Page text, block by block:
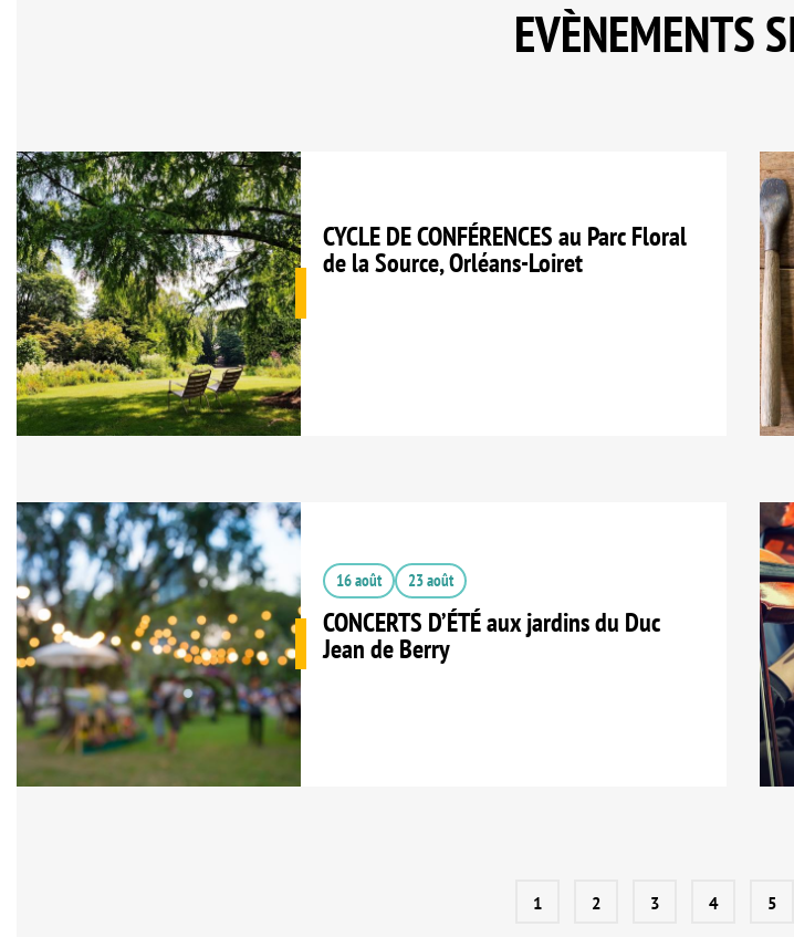
EVÈNEMENTS
CYCLE DE CONFÉRENCES au Parc Floral
de la Source, Orléans-Loiret
16 août 23 août
CONCERTS D’ÉTÉ aux jardins du Duc
Jean de Berry
1 2 3 4 5